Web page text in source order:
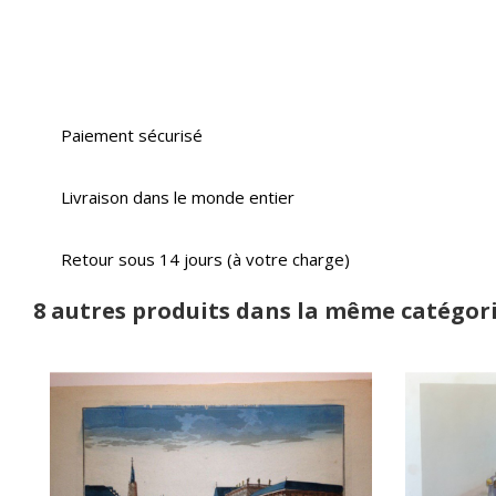
Paiement sécurisé
Livraison dans le monde entier
Retour sous 14 jours (à votre charge)
8 autres produits dans la même